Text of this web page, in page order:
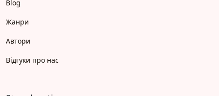
Blog
Жанри
Автори
Відгуки про нас